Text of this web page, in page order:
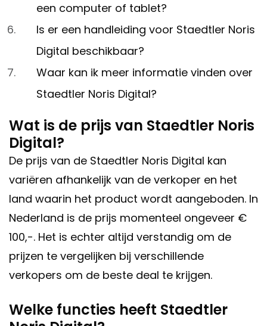
een computer of tablet?
Is er een handleiding voor Staedtler Noris
Digital beschikbaar?
Waar kan ik meer informatie vinden over
Staedtler Noris Digital?
Wat is de prijs van Staedtler Noris
Digital?
De prijs van de Staedtler Noris Digital kan
variëren afhankelijk van de verkoper en het
land waarin het product wordt aangeboden. In
Nederland is de prijs momenteel ongeveer €
100,-. Het is echter altijd verstandig om de
prijzen te vergelijken bij verschillende
verkopers om de beste deal te krijgen.
Welke functies heeft Staedtler